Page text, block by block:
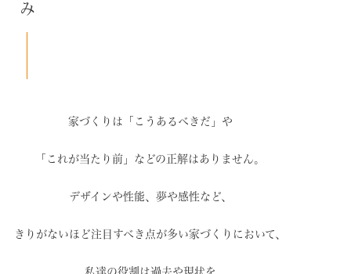
家づくりは「こうあるべきだ」や
「これが当たり前」などの正解はありません。
デザインや性能、夢や感性など、
きりがないほど注目すべき点が多い家づくりにおいて、
私達の役割は過去や現状を